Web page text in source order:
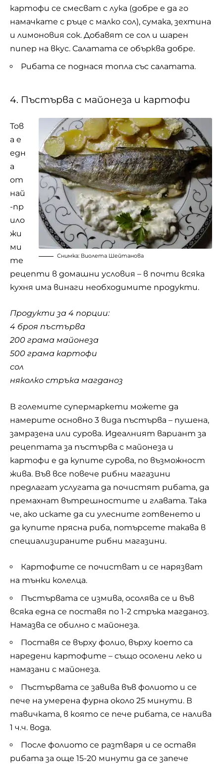
картофи се смесват с лука (добре е да го
намачкате с ръце с малко сол), сумака, зехтина
и лимоновия сок. Добавят се сол и шарен
пипер на вкус. Салатата се обърква добре.
Рибата се поднася топла със салатата.
4. Пъстърва с майонеза и картофи
Снимка: Виолета Шейтанова
Тов
а е
едн
а
от
най
-пр
ило
жи
ми
те
рецепти в домашни условия – в почти всяка
кухня има винаги необходимите продукти.
Продукти за 4 порции:
4 броя пъстърва
200 грама майонеза
500 грама картофи
сол
няколко стръка магданоз
В големите супермаркети можете да
намерите основно 3 вида пъстърва – пушена,
замразена или сурова. Идеалният вариант за
рецептата за пъстърва с майонеза и
картофи е да купите сурова, по възможност
жива. Във все повече рибни магазини
предлагат услугата да почистят рибата, да
премахнат вътрешностите и главата. Така
че, ако искате да си улесните готвенето и
да купите прясна риба, потърсете такава в
специализираните рибни магазини.
Картофите се почистват и се нарязват
на тънки колелца.
Пъстървата се измива, осолява се и във
всяка една се поставя по 1-2 стръка магданоз.
Намазва се обилно с майонеза.
Поставя се върху фолио, върху което са
наредени картофите – също осолени леко и
намазани с майонеза.
Пъстървата се завива във фолиото и се
пече на умерена фурна около 25 минути. В
тавичката, в която се пече рибата, се налива
1 ч.ч. вода.
После фолиото се разтваря и се оставя
рибата за още 15-20 минути да се запече